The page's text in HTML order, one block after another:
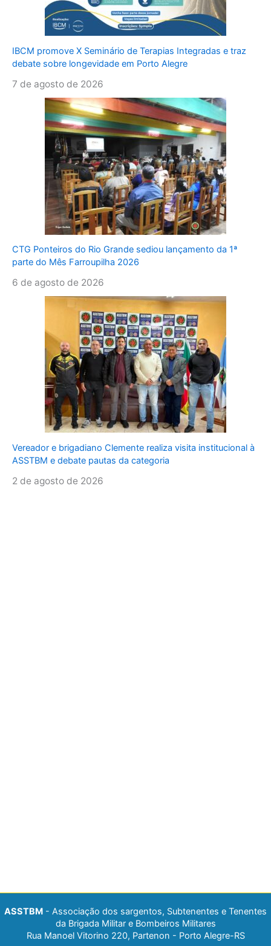
IBCM promove X Seminário de Terapias Integradas e traz
debate sobre longevidade em Porto Alegre
7 de agosto de 2026
CTG Ponteiros do Rio Grande sediou lançamento da 1ª
parte do Mês Farroupilha 2026
6 de agosto de 2026
Vereador e brigadiano Clemente realiza visita institucional à
ASSTBM e debate pautas da categoria
2 de agosto de 2026
ASSTBM - Associação dos sargentos, Subtenentes e Tenentes
da Brigada Militar e Bombeiros Militares
Rua Manoel Vitorino 220, Partenon - Porto Alegre-RS